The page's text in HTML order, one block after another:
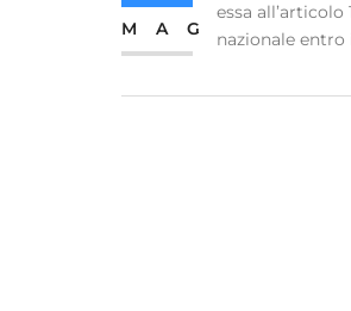
MAG
essa
nazionale entro